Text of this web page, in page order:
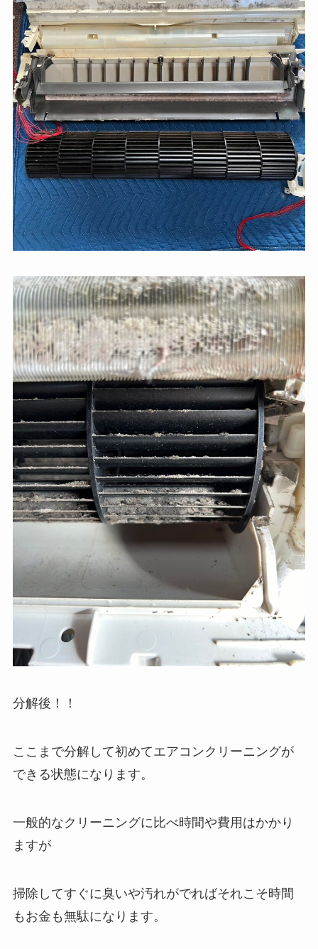
分解後！！
ここまで分解して初めてエアコンクリーニングが
できる状態になります。
一般的なクリーニングに比べ時間や費用はかかり
ますが
掃除してすぐに臭いや汚れがでればそれこそ時間
もお金も無駄になります。